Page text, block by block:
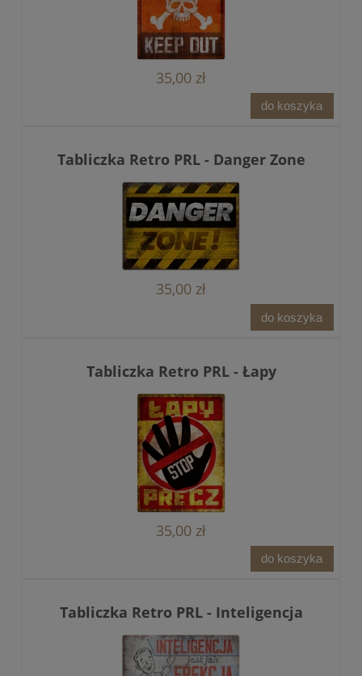
35,00 zł
do koszyka
Tabliczka Retro PRL - Danger Zone
35,00 zł
do koszyka
Tabliczka Retro PRL - Łapy
35,00 zł
do koszyka
Tabliczka Retro PRL - Inteligencja